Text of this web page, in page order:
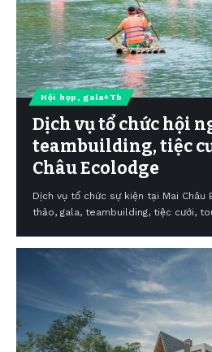
Hội họp, gala+Tb
Dịch vụ tổ chức hội
teambuilding, tiệc
Châu Ecolodge
Dịch vụ tổ chức sự kiện tại Mai Châu
thảo, gala, teambuilding, tiệc cưới,